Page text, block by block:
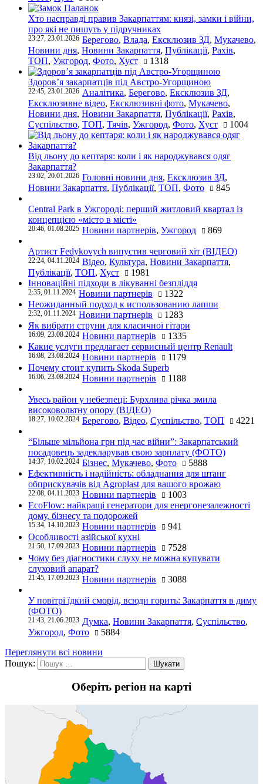
Хто насправді правив Закарпаттям: князі, замки і війни,
про які не пишуть у підручниках
23:27, 23.01.2026 Берегово, Влада, Ексклюзив ЗД, Мукачево,
Новини дня, Новини Закарпаття, Публікації, Рахів,
ТОП, Ужгород, Фото, Хуст 1318
Здоров’я закарпатців під Австро-Угорщиною
22:45, 23.01.2026 Аналітика, Берегово, Ексклюзив ЗД,
Ексклюзивне відео, Ексклюзивні фото, Мукачево,
Новини дня, Новини Закарпаття, Публікації, Рахів,
Суспільство, ТОП, Тячів, Ужгород, Фото, Хуст 1004
Від льону до кептаря: коли і як народжувався одяг
Закарпаття?
23:02, 20.01.2026 Головні новини дня, Ексклюзив ЗД,
Новини Закарпаття, Публікації, ТОП, Фото 845
Central Park в Ужгороді: перший житловий квартал із
концепцією «місто в місті»
20:46, 01.08.2025 Новини партнерів, Ужгород 869
Артист Fedykovych випустив черговий хіт (ВІДЕО)
22:24, 04.11.2024 Відео, Культура, Новини Закарпаття,
Публікації, ТОП, Хуст
1981
Інноваційні підходи в лікуванні безпліддя
2:35, 01.11.2024 Новини партнерів
1322
Неожиданный подход к использованию лапши
2:32, 01.11.2024 Новини партнерів
1283
Як вибрати струни для класичної гітари
16:09, 23.08.2024 Новини партнерів
1335
Какие услуги предлагает сервисный центр Renault
16:08, 23.08.2024 Новини партнерів
1179
Почему стоит купить Skoda Superb
16:06, 23.08.2024 Новини партнерів 1188
Увесь район у небезпеці: Бурхлива річка змила
високовольтну опору (ВІДЕО)
18:27, 10.02.2024 Берегово, Відео, Суспільство, ТОП 4221
“Більше мільйона грн під час війни”: Закарпатський
посадовець задекларував свою зарплату (ФОТО)
14:37, 10.02.2024 Бізнес, Мукачево, Фото
5888
Ефективність і надійність: обладнання для штанг
обприскувачів від Agroplast для вашого врожаю
22:08, 04.11.2023 Новини партнерів
1003
EcoFlow: найкращі генератори для енергонезалежності
дому, бізнесу та подорожей
15:34, 14.10.2023 Новини партнерів
941
Особливості азійської кухні
21:50, 17.09.2023 Новини партнерів
7528
Чому без діагностики слуху не можна купувати
слуховий апарат?
21:45, 17.09.2023 Новини партнерів 3088
У повітрі їдкий сморід, всюди горить: Закарпаття в диму
(ФОТО)
21:43, 21.06.2023 Думка, Новини Закарпаття, Суспільство,
Ужгород, Фото
5884
Переглянути всі новини
Пошук:
Оберіть регіон на карті